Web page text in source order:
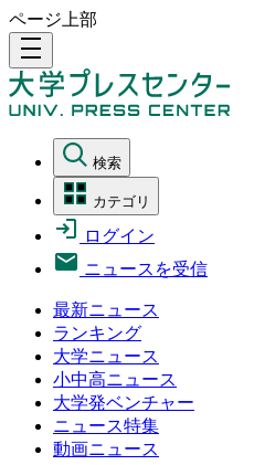
ページ上部
density_medium
検索
カテゴリ
ログイン
ニュースを受信
最新ニュース
ランキング
大学ニュース
小中高ニュース
大学発ベンチャー
ニュース特集
動画ニュース